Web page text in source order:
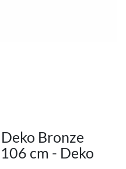
Bronze
cm - Deko